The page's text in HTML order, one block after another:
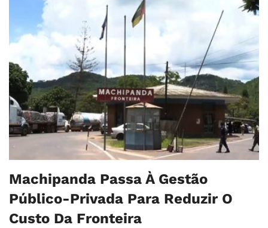
Machipanda Passa À Gestão
Público-Privada Para Reduzir O
Custo Da Fronteira